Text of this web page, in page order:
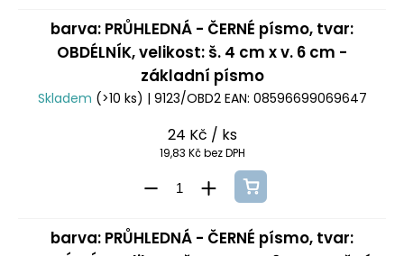
barva: PRŮHLEDNÁ - ČERNÉ písmo, tvar:
OBDÉLNÍK, velikost: š. 4 cm x v. 6 cm -
základní písmo
Skladem (>10 ks) | 9123/OBD2 EAN: 08596699069647
24 Kč / ks
19,83 Kč bez DPH
barva: PRŮHLEDNÁ - ČERNÉ písmo, tvar: